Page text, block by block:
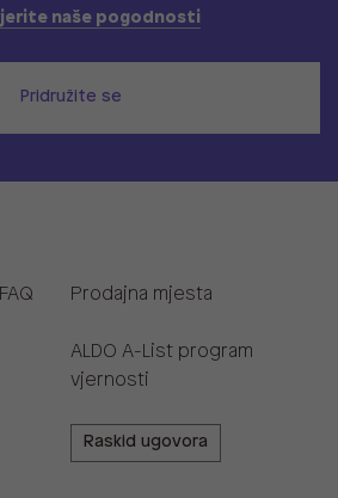
naše pogodnosti
Pridružite se
Prodajna mjesta
ALDO A-List program
vjernosti
Raskid ugovora